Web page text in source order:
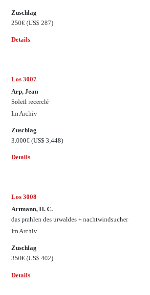
Zuschlag
250€(US$ 287)
Details
Los 3007
Arp, Jean
Soleil recerclé
Im Archiv
Zuschlag
3.000€(US$ 3,448)
Details
Los 3008
Artmann, H. C.
das prahlen des urwaldes + nachtwindsucher
Im Archiv
Zuschlag
350€(US$ 402)
Details